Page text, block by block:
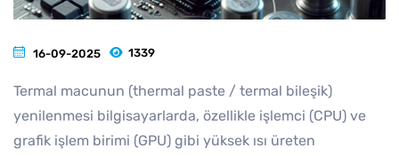
16-09-2025 1339
Termal macunun (thermal paste / termal bileşik)
yenilenmesi bilgisayarlarda, özellikle işlemci (CPU) ve
grafik işlem birimi (GPU) gibi yüksek ısı üreten